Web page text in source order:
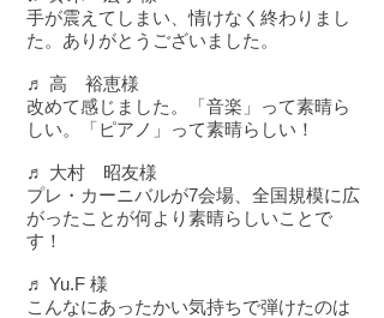
手が震えてしまい、情けなく終わりまし
た。ありがとうございました。
♬ 高 裕恵様
改めて感じました。「音楽」って素晴ら
しい。「ピアノ」って素晴らしい！
♬ 大村 昭友様
プレ・カーニバルが7会場、全国規模に広
がったことが何より素晴らしいことで
す！
♬ Yu.F 様
こんなにあったかい気持ちで弾けたのは